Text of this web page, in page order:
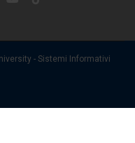
- Sistemi Informativi